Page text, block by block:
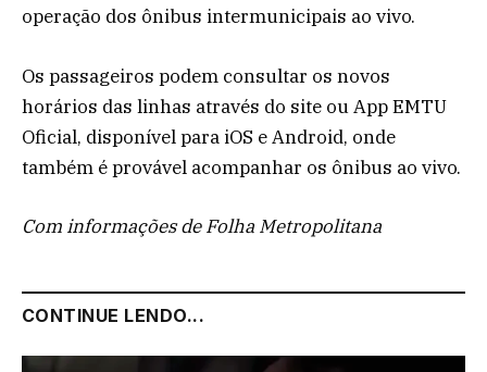
operação dos ônibus intermunicipais ao vivo.
Os passageiros podem consultar os novos
horários das linhas através do site ou App EMTU
Oficial, disponível para iOS e Android, onde
também é provável acompanhar os ônibus ao vivo.
Com informações de Folha Metropolitana
CONTINUE LENDO...